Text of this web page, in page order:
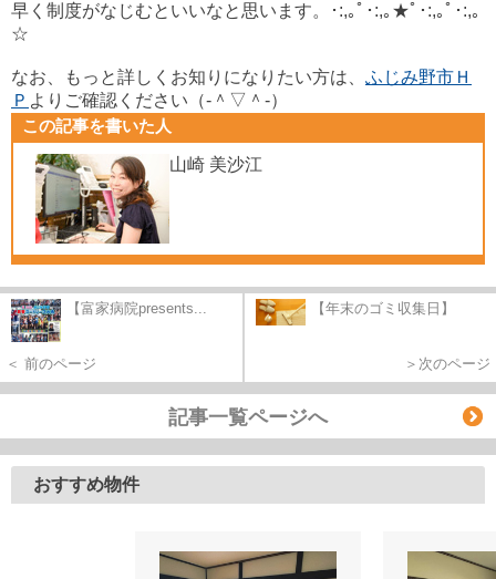
早く制度がなじむといいなと思います。･:,｡ﾟ･:,｡★ﾟ･:,｡ﾟ･:,｡
☆
なお、もっと詳しくお知りになりたい方は、 ふじみ野市Ｈ
Ｐ よりご確認ください（‐＾▽＾‐）
この記事を書いた人
山崎 美沙江
【富家病院presents...
＜ 前のページ
【年末のゴミ収集日】
＞次のページ
記事一覧ページへ
おすすめ物件